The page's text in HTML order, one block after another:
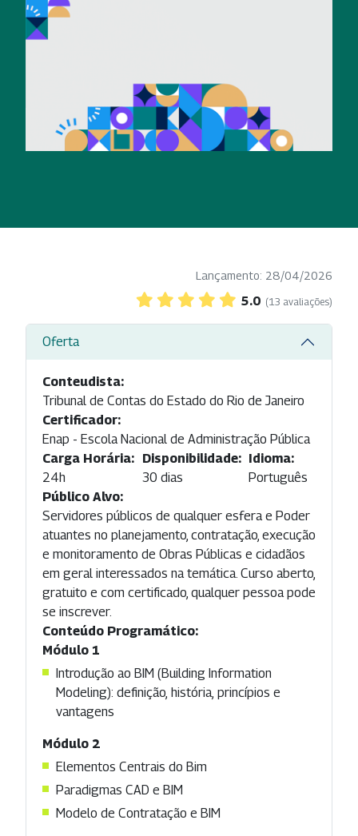
Lançamento: 28/04/2026
5.0 (13 avaliações)
Oferta
Conteudista:
Tribunal de Contas do Estado do Rio de Janeiro
Certificador:
Enap - Escola Nacional de Administração Pública
Carga Horária:
24h
Disponibilidade:
30 dias
Idioma:
Português
Público Alvo:
Servidores públicos de qualquer esfera e Poder
atuantes no planejamento, contratação, execução
e monitoramento de Obras Públicas e cidadãos
em geral interessados na temática. Curso aberto,
gratuito e com certificado, qualquer pessoa pode
se inscrever.
Conteúdo Programático:
Módulo 1
Introdução ao BIM (Building Information
Modeling): definição, história, princípios e
vantagens
Módulo 2
Elementos Centrais do Bim
Paradigmas CAD e BIM
Modelo de Contratação e BIM